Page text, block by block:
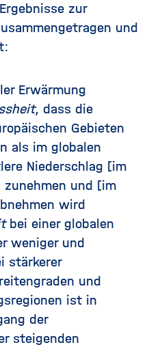
zur
und
Erwärmung
, dass die
Gebieten
als im globalen
Niederschlag [im
und [im
wird
bei einer globalen
weniger und
stärkerer
und
ist in
der
steigenden